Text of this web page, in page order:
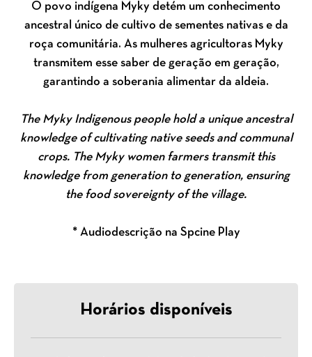
O povo indígena Myky detém um conhecimento
ancestral único de cultivo de sementes nativas e da
roça comunitária. As mulheres agricultoras Myky
transmitem esse saber de geração em geração,
garantindo a soberania alimentar da aldeia.
The Myky Indigenous people hold a unique ancestral
knowledge of cultivating native seeds and communal
crops. The Myky women farmers transmit this
knowledge from generation to generation, ensuring
the food sovereignty of the village.
* Audiodescrição na Spcine Play
Horários disponíveis